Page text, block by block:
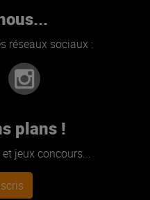
réseaux sociaux :
plans !
jeux concours...